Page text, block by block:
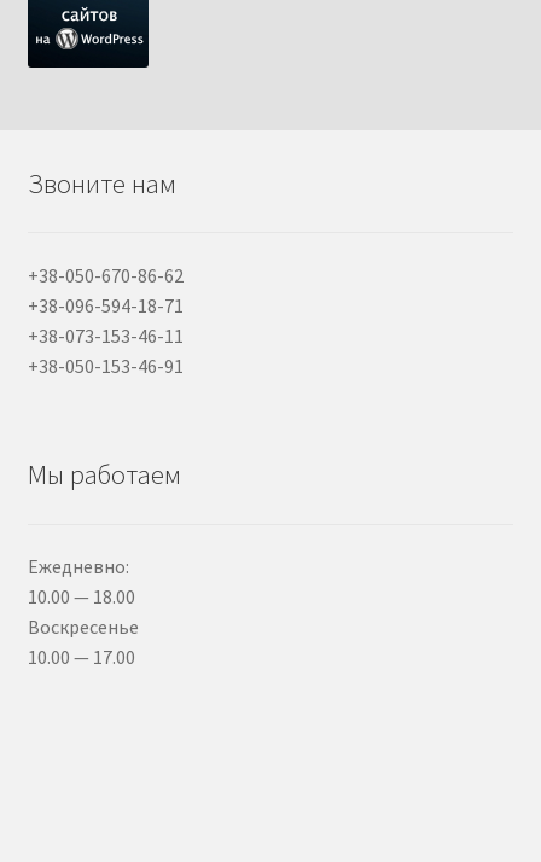
Звоните нам
+38-050-670-86-62
+38-096-594-18-71
+38-073-153-46-11
+38-050-153-46-91
Мы работаем
Ежедневно:
10.00 — 18.00
Воскресенье
10.00 — 17.00